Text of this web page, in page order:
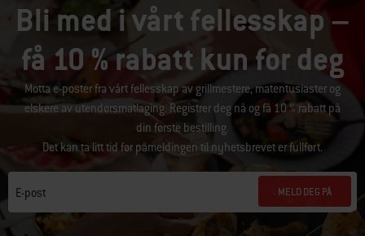
Bli med i vårt fellesskap –
få 10 % rabatt kun for deg
Motta e-poster fra vårt fellesskap av grillmestere, matentusiaster og
elskere av utendørsmatlaging. Registrer deg nå og få 10 % rabatt på
din første bestilling.
Det kan ta litt tid før påmeldingen til nyhetsbrevet er fullført.
E-post MELD DEG PÅ